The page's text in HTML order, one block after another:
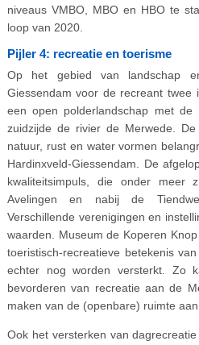
niveaus VMBO, MBO en HBO te
loop van 2020.
Pijler 4: recreatie en toerisme
Op het gebied van landschap
Giessendam voor de recreant twee
een open polderlandschap met
zuidzijde de rivier de Merwede.
natuur, rust en water vormen
Hardinxveld-Giessendam. De
kwaliteitsimpuls, die onder meer
Avelingen en nabij de
Verschillende verenigingen en
waarden. Museum de Koperen
toeristisch-recreatieve betekenis
echter nog worden versterkt. Zo
bevorderen van recreatie aan de
maken van de (openbare) ruimte
Ook het versterken van